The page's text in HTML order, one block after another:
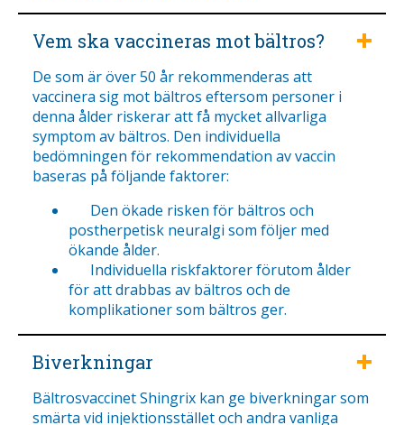
Vem ska vaccineras mot bältros?
De som är över 50 år rekommenderas att
vaccinera sig mot bältros eftersom personer i
denna ålder riskerar att få mycket allvarliga
symptom av bältros. Den individuella
bedömningen för rekommendation av vaccin
baseras på följande faktorer:
Den ökade risken för bältros och
postherpetisk neuralgi som följer med
ökande ålder.
Individuella riskfaktorer förutom ålder
för att drabbas av bältros och de
komplikationer som bältros ger.
Biverkningar
Bältrosvaccinet Shingrix kan ge biverkningar som
smärta vid injektionsstället och andra vanliga